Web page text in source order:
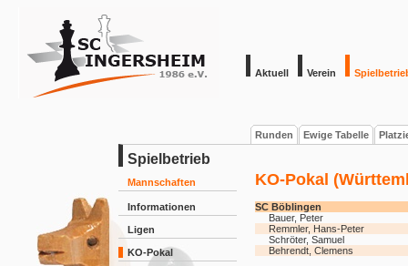
Aktuell Verein
Runden Ewige Tabelle
Spielbetrieb
Mannschaften
Informationen
Ligen
KO-Pokal
KO-Pokal
SC Böblingen
Bauer, Peter
Remmler, Hans-Peter
Schröter, Samuel
Behrendt, Clemens